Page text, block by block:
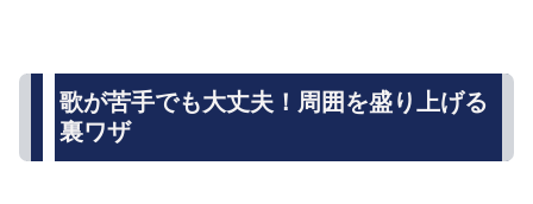
歌が苦手でも大丈夫！周囲を盛り上げる
裏ワザ